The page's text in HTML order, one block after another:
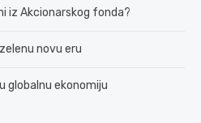
iz Akcionarskog fonda?
novu eru
globalnu ekonomiju